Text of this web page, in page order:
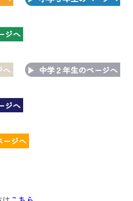
ジへ
へ 中学２年生のページへ
ジへ
ージへ